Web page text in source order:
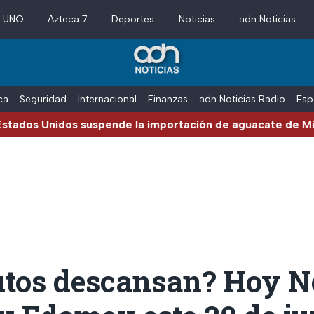
Azteca 7 Deportes Noticias adn Noticias
Seguridad Internacional Finanzas adn Noticias Radio
Unidos suspende la importación de aguacate de
descansan? Hoy